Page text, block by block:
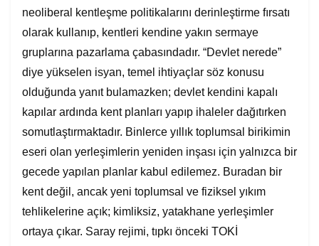
neoliberal kentleşme politikalarını derinleştirme fırsatı
olarak kullanıp, kentleri kendine yakın sermaye
gruplarına pazarlama çabasındadır. “Devlet nerede”
diye yükselen isyan, temel ihtiyaçlar söz konusu
olduğunda yanıt bulamazken; devlet kendini kapalı
kapılar ardında kent planları yapıp ihaleler dağıtırken
somutlaştırmaktadır. Binlerce yıllık toplumsal birikimin
eseri olan yerleşimlerin yeniden inşası için yalnızca bir
gecede yapılan planlar kabul edilemez. Buradan bir
kent değil, ancak yeni toplumsal ve fiziksel yıkım
tehlikelerine açık; kimliksiz, yatakhane yerleşimler
ortaya çıkar. Saray rejimi, tıpkı önceki TOKİ